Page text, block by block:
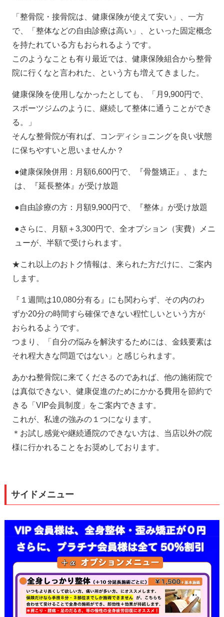
「整骨院・接骨院は、健康保険が使えて安い」、一方
で、「整体などの自由診療は高い」、といった固定概念
を持たれている方もおられるようです。
このようなことも有り最近では、健康保険組合から整骨
院に行くなと言われた、という方も増えてきました。
健康保険を使用しなかったとしても、「月9,900円で、
スポーツジムのように、継続して整体に通うことができ
る。」
そんな整骨院が有れば、コンディショニングを良い状態
に保ちやすいと思いませんか？
●健康保険併用：月額6,600円で、『骨盤矯正』、また
は、『延長整体』が受け放題
●自由診療の方：月額9,900円で、『整体』が受け放題
●さらに、月額＋3,300円で、全オプション（実費）メニ
ューが、半額で受けられます。
★これ以上のおトク情報は、来られた方だけに、ご案内
します。
『１週間は10,080分有る』にも関わらず、その内のわ
ずか20分の時間すら確保できない程忙しいという方が
おられるようです。
つまり、「自分の悩みを解決するためには、金銭要素は
それ程大きな問題ではない」と感じられます。
あかね整骨院に来てくださるのであれば、他の施術院で
は真似できない、健康促進のためにかかる費用を節約で
きる「VIP会員制度」をご案内できます。
これが、私達の強みの１つになります。
＊お試し感覚や継続通院のできない方は、当店以外の院
様に行かれることをお奨めしております。
サイドメニュー